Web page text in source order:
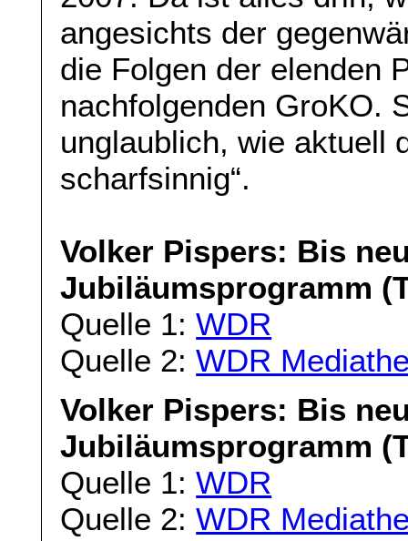
angesichts der
die Folgen der elenden
nachfolgenden GroKO.
unglaublich, wie aktuell
scharfsinnig“.
Volker Pispers: Bis
Jubiläumsprogramm
Quelle 1:WDR
Quelle 2:WDR
Volker Pispers: Bis
Jubiläumsprogramm
Quelle 1:WDR
Quelle 2:WDR